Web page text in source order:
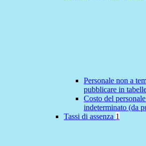
Personale non a
pubblicare in
Costo del
indeterminato (da
Tassi di assenza 1